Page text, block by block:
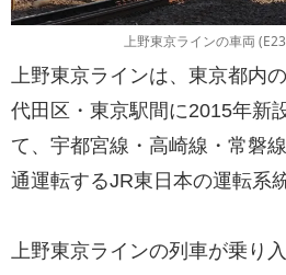
上野東京ラインの車両
上野東京ラインは、東京都内
代田区・東京駅間に2015年新
て、宇都宮線・高崎線・常磐
通運転するJR東日本の運転系
上野東京ラインの列車が乗り